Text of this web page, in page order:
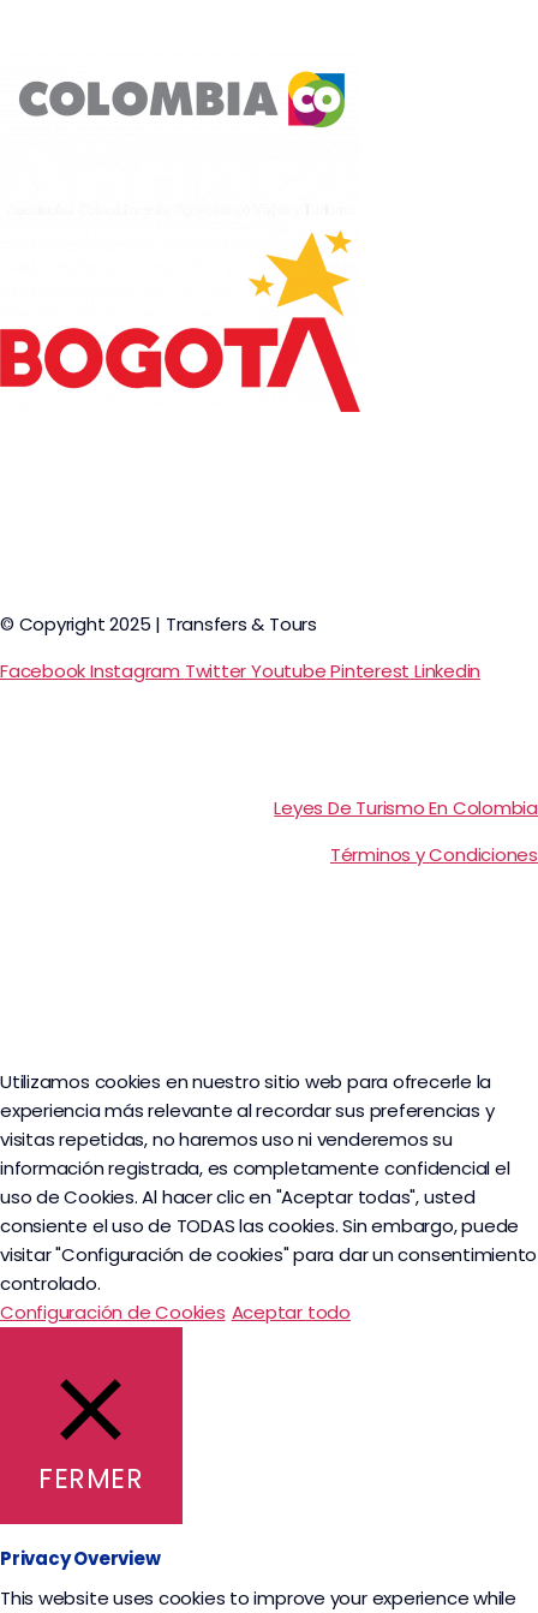
© Copyright 2025 | Transfers & Tours
FacebookInstagram TwitterYoutubePinterest Linkedin
Leyes De Turismo En Colombia
Términos y Condiciones
Utilizamos cookies en nuestro sitio web para ofrecerle la
experiencia más relevante al recordar sus preferencias y
visitas repetidas, no haremos uso ni venderemos su
información registrada, es completamente confidencial el
uso de Cookies. Al hacer clic en "Aceptar todas", usted
consiente el uso de TODAS las cookies. Sin embargo, puede
visitar "Configuración de cookies" para dar un consentimiento
controlado.
Configuración de Cookies Aceptar todo
FERMER
Privacy Overview
This website uses cookies to improve your experience while